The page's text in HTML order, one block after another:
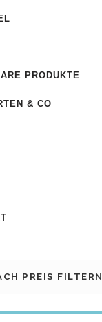
PRODUKTE
& CO
PREIS FILTERN